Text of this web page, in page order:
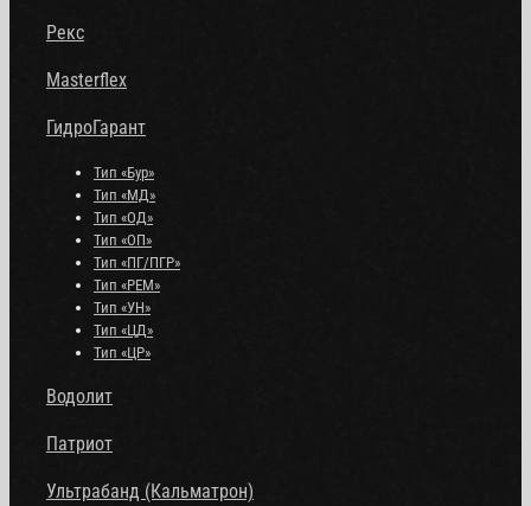
Рекс
Masterflex
ГидроГарант
Тип «Бур»
Тип «МД»
Тип «ОД»
Тип «ОП»
Тип «ПГ/ПГР»
Тип «РЕМ»
Тип «УН»
Тип «ЦД»
Тип «ЦР»
Водолит
Патриот
Ультрабанд (Кальматрон)